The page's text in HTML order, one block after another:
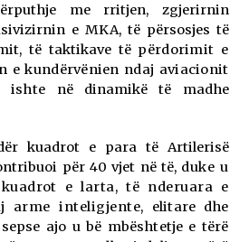
me rritjen, zgjerirnin
e MKA, të përsosjes të
të taktikave të përdorimit e
e kundërvënien ndaj aviacionit
ishte në dinamikë të madhe
kuadrot e para të Artilerisë
për 40 vjet në të, duke u
e larta, të nderuara e
arme inteligjente, elitare dhe
ajo u bë mbështetje e tërë